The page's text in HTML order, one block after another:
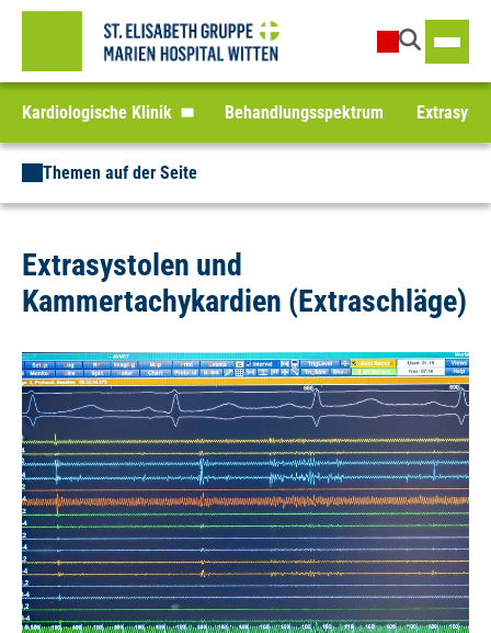
Kardiologische Klinik Behandlungsspektrum
Themen auf der Seite
Extrasystolen und
Kammertachykardien (Extraschläge)